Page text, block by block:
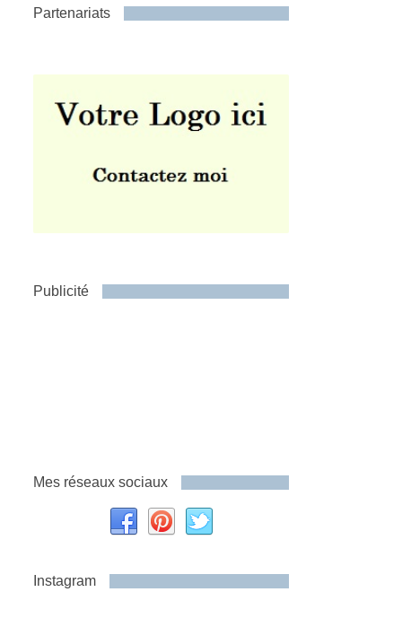
Partenariats
Publicité
Mes réseaux sociaux
Instagram